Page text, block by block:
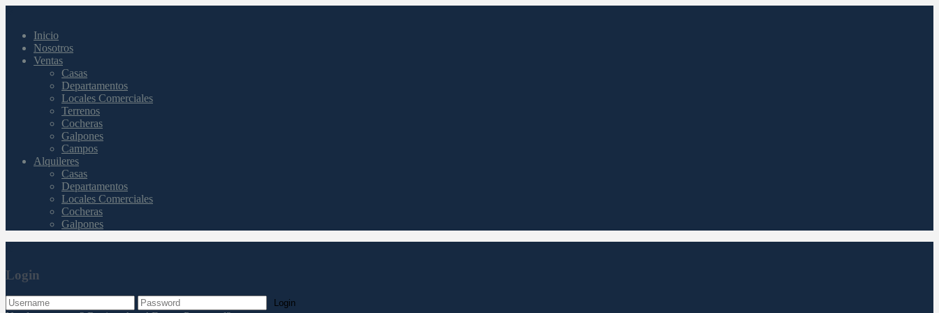
Inicio
Nosotros
Ventas
Casas
Departamentos
Locales Comerciales
Terrenos
Cocheras
Galpones
Campos
Alquileres
Casas
Departamentos
Locales Comerciales
Cocheras
Galpones
Login
Login